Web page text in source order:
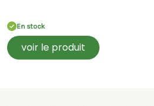
En stock
voir le produit